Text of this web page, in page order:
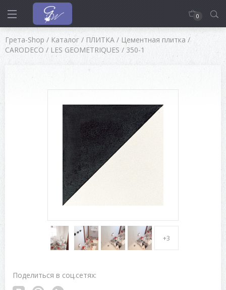
0
Грета-Shop / Каталог / ПЛИТКА / Цементная плитка /
CARODECO / LES GEOMETRIQUES / 350-1
+3
Поделиться в соц.сетях: